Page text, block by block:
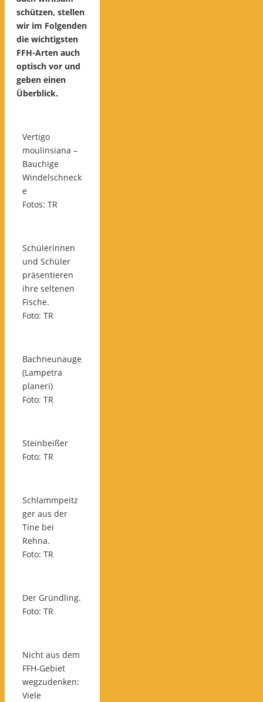
schützen, stellen
wir im Folgenden
die wichtigsten
FFH-Arten auch
optisch vor und
geben einen
Überblick.
Vertigo
moulinsiana –
Bauchige
Windelschneck
e
Fotos: TR
Schülerinnen
und Schüler
präsentieren
ihre seltenen
Fische.
Foto: TR
Bachneunauge
(Lampetra
planeri)
Foto: TR
Steinbeißer
Foto: TR
Schlammpeitz
ger aus der
Tine bei
Rehna.
Foto: TR
Der Gründling.
Foto: TR
Nicht aus dem
FFH-Gebiet
wegzudenken:
Viele